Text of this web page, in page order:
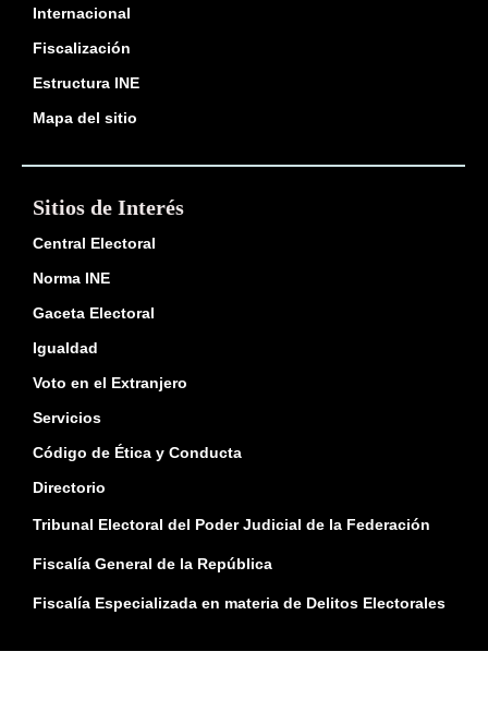
Internacional
Fiscalización
Estructura INE
Mapa del sitio
Sitios de Interés
Central Electoral
Norma INE
Gaceta Electoral
Igualdad
Voto en el Extranjero
Servicios
Código de Ética y Conducta
Directorio
Tribunal Electoral del Poder Judicial de la Federación
Fiscalía General de la República
Fiscalía Especializada en materia de Delitos Electorales